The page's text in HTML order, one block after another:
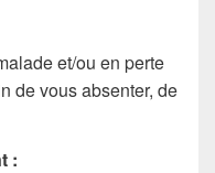
et/ou en perte
de vous absenter, de
: